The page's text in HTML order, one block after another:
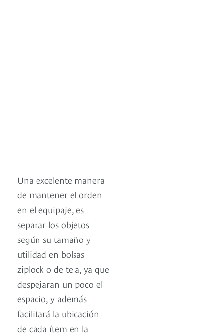
Una excelente manera
de mantener el orden
en el equipaje, es
separar los objetos
según su tamaño y
utilidad en bolsas
ziplock o de tela, ya que
despejaran un poco el
espacio, y además
facilitará la ubicación
de cada ítem en la